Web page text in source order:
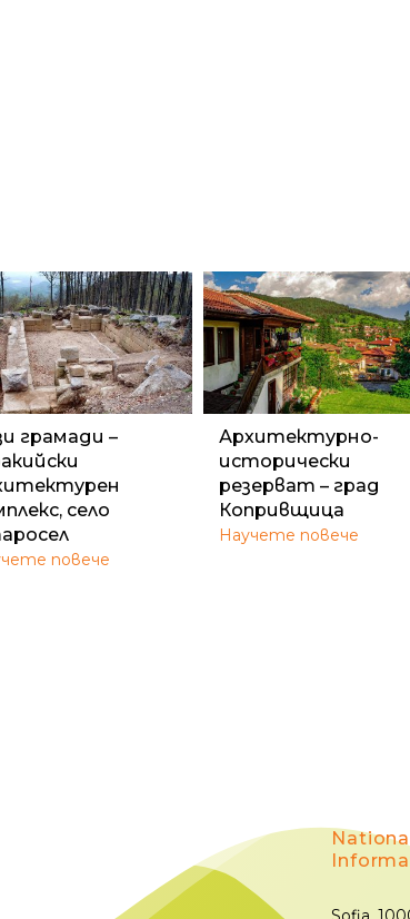
грамади –
село
повече
Архитектурно-
исторически
резерват – град
Копривщица
Научете повече